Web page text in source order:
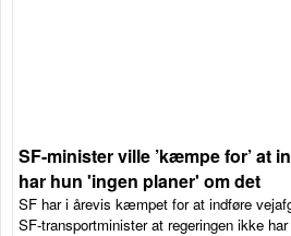
SF-minister ville ’kæmpe for’ at
har hun 'ingen planer' om det
SF har i årevis kæmpet for at indføre
SF-transportminister at regeringen ikke